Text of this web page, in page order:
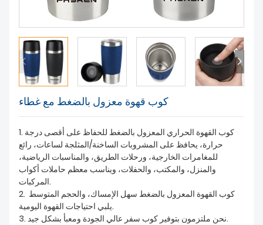
معلومات عنا
كوب قهوة معزول بالضغط مع غطاء
1. كوب القهوة الحراري المعزول بالضغط للحفاظ على أقصى درجة
حرارة، يحافظ على المشروبات الساخنة/المثلجة لساعات، رائع
للمغامرات الخارجية، ورحلات الطريق، والمناسبات الرياضية،
والمنزل، والمكتب، والحفلات، ويناسب معظم حاملات أكواب
المركبات.
2. كوب القهوة المعزول بالضغط سهل الإمساك، والحجم المتوسط ​​
يلبي احتياجات القهوة اليومية.
3. نحن ملتزمون بتوفير كوب سفر عالي الجودة ومعبأ بشكل جيد.